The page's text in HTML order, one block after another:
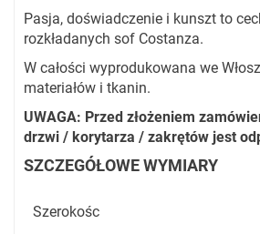
Pasja, doświadczenie i kunszt to
rozkładanych sof Costanza.
W całości wyprodukowana we
materiałów i tkanin.
UWAGA: Przed złożeniem
drzwi / korytarza / zakrętów jest
SZCZEGÓŁOWE WYMIARY
Szerokośc